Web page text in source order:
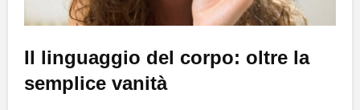
Il linguaggio del corpo: oltre la
semplice vanità